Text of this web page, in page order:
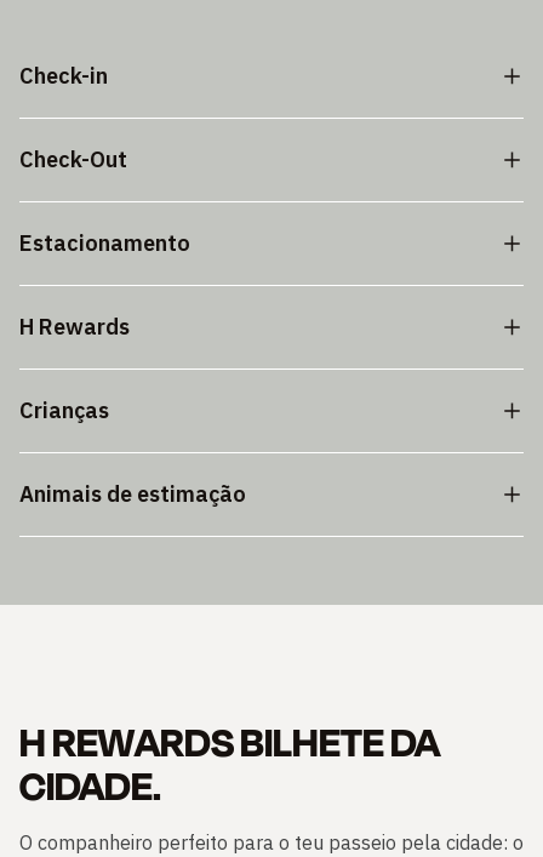
Check-in
Check-Out
Estacionamento
H Rewards
Crianças
Animais de estimação
H REWARDS BILHETE DA
CIDADE.
O companheiro perfeito para o teu passeio pela cidade: o